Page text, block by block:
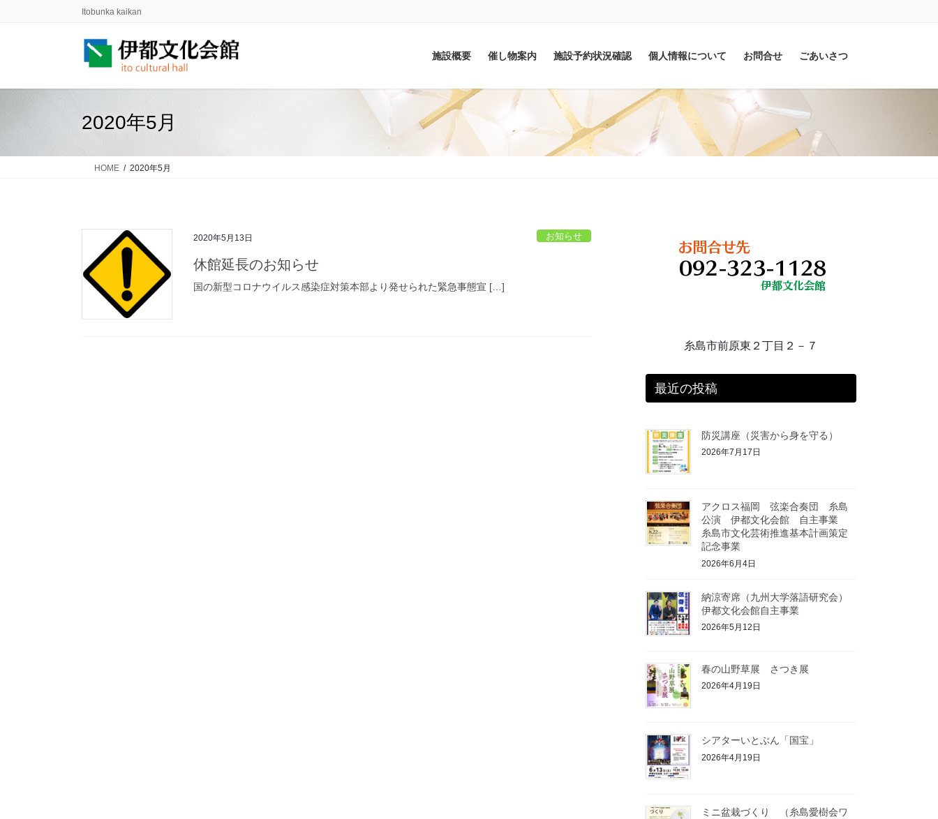
に
ョ
動
Itobunka kaikan
施設概要 催し物案内 施設予約状況確認 個人情報について お問合せ ごあいさつ
2020年5月
HOME 2020年5月
2020年5月13日 お知らせ
休館延長のお知らせ
国の新型コロナウイルス感染症対策本部より発せられた緊急事態宣 […]
糸島市前原東２丁目２－７
最近の投稿
防災講座（災害から身を守る）
2026年7月17日
アクロス福岡 弦楽合奏団 糸島
公演 伊都文化会館 自主事業
糸島市文化芸術推進基本計画策定
記念事業
2026年6月4日
納涼寄席（九州大学落語研究会）
伊都文化会館自主事業
2026年5月12日
春の山野草展 さつき展
2026年4月19日
シアターいとぶん「国宝」
2026年4月19日
ミニ盆栽づくり （糸島愛樹会ワ